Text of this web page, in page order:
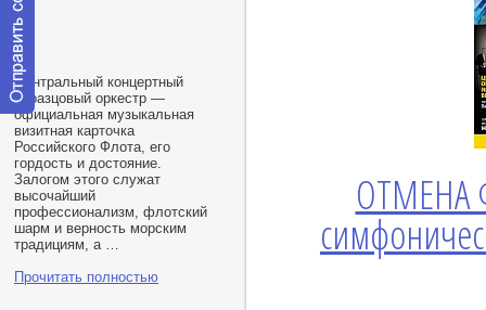
Центральный концертный
образцовый оркестр —
официальная музыкальная
визитная карточка
Российского Флота, его
гордость и достояние.
Залогом этого служат
высочайший
профессионализм, флотский
шарм и верность морским
традициям, а …
Прочитать полностью
ОТМЕНА
Отправить
сообщение
модератору